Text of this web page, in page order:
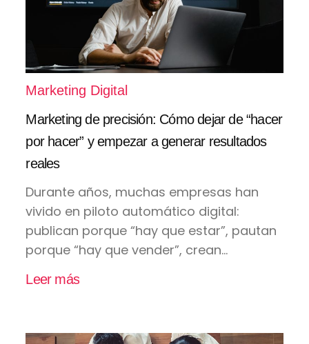
Marketing Digital
Marketing de precisión: Cómo dejar de “hacer
por hacer” y empezar a generar resultados
reales
Durante años, muchas empresas han
vivido en piloto automático digital:
publican porque “hay que estar”, pautan
porque “hay que vender”, crean...
Leer más